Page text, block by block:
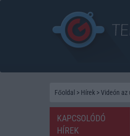
Főoldal > Hírek >Videón az
KAPCSOLÓDÓ
HÍREK